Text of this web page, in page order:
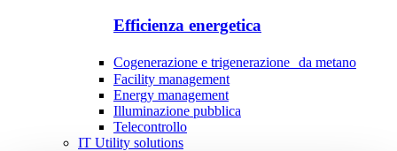
Efficienza energetica
Cogenerazione e trigenerazione da metano
Facility management
Energy management
Illuminazione pubblica
Telecontrollo
IT Utility solutions